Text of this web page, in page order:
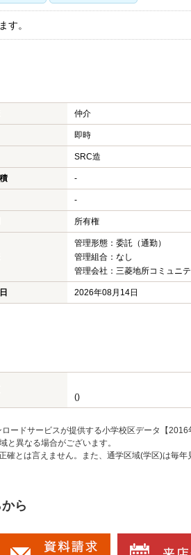
す。
仲介
即時
SRC造
-
-
所有権
管理形態：委託（通勤）
管理組合：なし
管理会社：三菱地所コミュニ
2026年08月14日
()
ードサービスが提供する小学校区データ【2016
異なる場合がございます。
確とは言えません。また、通学区域(学区)は毎年
ら